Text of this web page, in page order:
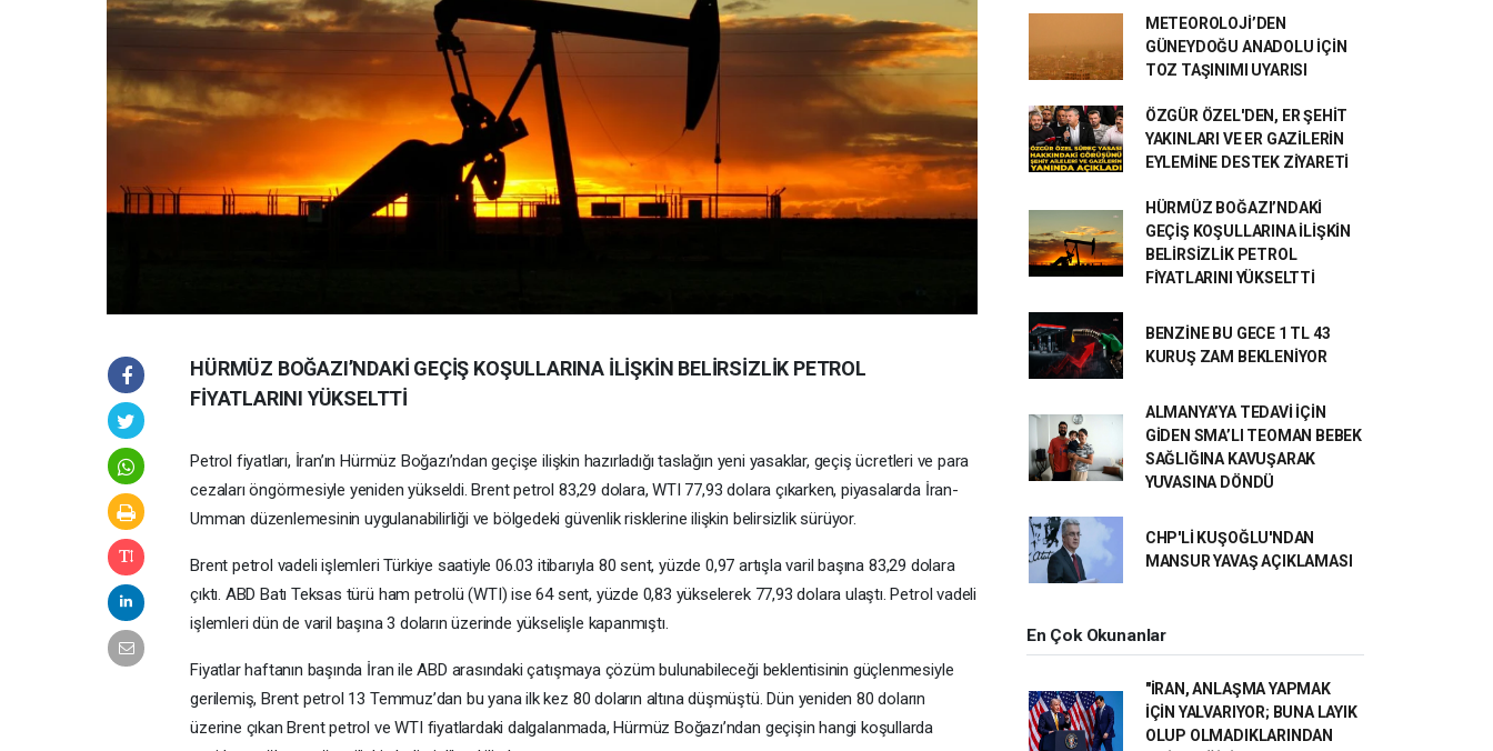
HÜRMÜZ BOĞAZI’NDAKİ GEÇİŞ KOŞULLARINA İLİŞKİN BELİRSİZLİK PETROL
FİYATLARINI YÜKSELTTİ
Petrol fiyatları, İran’ın Hürmüz Boğazı’ndan geçişe ilişkin hazırladığı taslağın yeni yasaklar, geçiş ücretleri ve para
cezaları öngörmesiyle yeniden yükseldi. Brent petrol 83,29 dolara, WTI 77,93 dolara çıkarken, piyasalarda İran-
Umman düzenlemesinin uygulanabilirliği ve bölgedeki güvenlik risklerine ilişkin belirsizlik sürüyor.
Brent petrol vadeli işlemleri Türkiye saatiyle 06.03 itibarıyla 80 sent, yüzde 0,97 artışla varil başına 83,29 dolara
çıktı. ABD Batı Teksas türü ham petrolü (WTI) ise 64 sent, yüzde 0,83 yükselerek 77,93 dolara ulaştı. Petrol vadeli
işlemleri dün de varil başına 3 doların üzerinde yükselişle kapanmıştı.
Fiyatlar haftanın başında İran ile ABD arasındaki çatışmaya çözüm bulunabileceği beklentisinin güçlenmesiyle
gerilemiş, Brent petrol 13 Temmuz’dan bu yana ilk kez 80 doların altına düşmüştü. Dün yeniden 80 doların
üzerine çıkan Brent petrol ve WTI fiyatlardaki dalgalanmada, Hürmüz Boğazı’ndan geçişin hangi koşullarda
METEOROLOJİ’DEN
GÜNEYDOĞU ANADOLU İÇİN
TOZ TAŞINIMI UYARISI
ÖZGÜR ÖZEL'DEN, ER ŞEHİT
YAKINLARI VE ER GAZİLERİN
EYLEMİNE DESTEK ZİYARETİ
HÜRMÜZ BOĞAZI’NDAKİ
GEÇİŞ KOŞULLARINA İLİŞKİN
BELİRSİZLİK PETROL
FİYATLARINI YÜKSELTTİ
BENZİNE BU GECE 1 TL 43
KURUŞ ZAM BEKLENİYOR
ALMANYA’YA TEDAVİ İÇİN
GİDEN SMA’LI TEOMAN BEBEK
SAĞLIĞINA KAVUŞARAK
YUVASINA DÖNDÜ
CHP'Lİ KUŞOĞLU'NDAN
MANSUR YAVAŞ AÇIKLAMASI
En Çok Okunanlar
"İRAN, ANLAŞMA YAPMAK
İÇİN YALVARIYOR; BUNA LAYIK
OLUP OLMADIKLARINDAN